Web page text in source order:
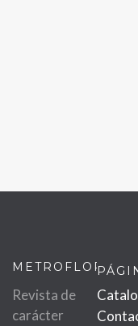
METROFLOR
Revista de
carácter